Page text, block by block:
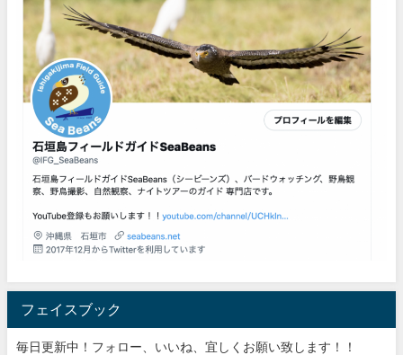
フェイスブック
毎日更新中！フォロー、いいね、宜しくお願い致します！！